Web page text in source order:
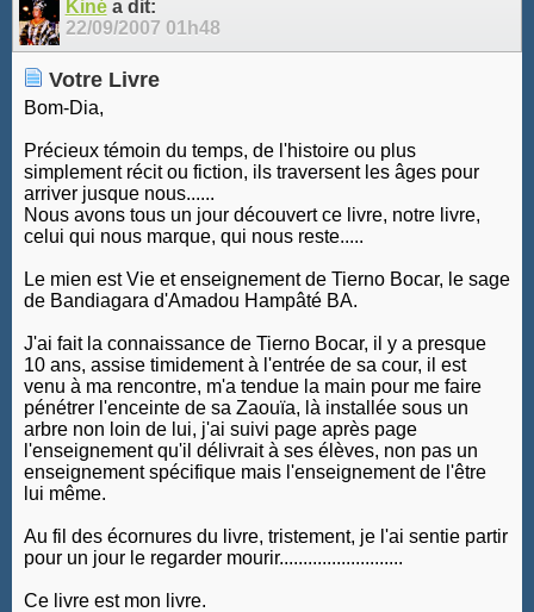
Kinéa dit:
22/09/2007 01h48
Votre Livre
Bom-Dia,
Précieux témoin du temps, de l'histoire ou plus
simplement récit ou fiction, ils traversent les âges pour
arriver jusque nous......
Nous avons tous un jour découvert ce livre, notre livre,
celui qui nous marque, qui nous reste.....
Le mien est Vie et enseignement de Tierno Bocar, le sage
de Bandiagara d'Amadou Hampâté BA.
J'ai fait la connaissance de Tierno Bocar, il y a presque
10 ans, assise timidement à l'entrée de sa cour, il est
venu à ma rencontre, m'a tendue la main pour me faire
pénétrer l'enceinte de sa Zaouïa, là installée sous un
arbre non loin de lui, j'ai suivi page après page
l'enseignement qu'il délivrait à ses élèves, non pas un
enseignement spécifique mais l'enseignement de l'être
lui même.
Au fil des écornures du livre, tristement, je l'ai sentie partir
pour un jour le regarder mourir..........................
Ce livre est mon livre.